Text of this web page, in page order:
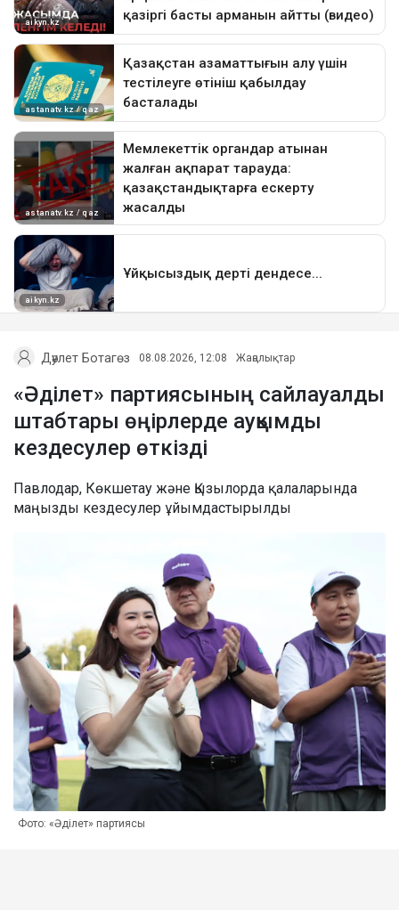
Дәулет Ботагөз 08.08.2026, 12:08 Жаңалықтар
«Әділет» партиясының сайлауалды
штабтары өңірлерде ауқымды
кездесулер өткізді
Павлодар, Көкшетау және Қызылорда қалаларында
маңызды кездесулер ұйымдастырылды
Фото: «Әділет» партиясы